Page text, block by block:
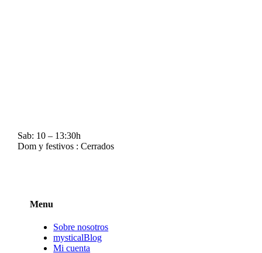
Sab: 10 – 13:30h
Dom y festivos : Cerrados
Menu
Sobre nosotros
mysticalBlog
Mi cuenta